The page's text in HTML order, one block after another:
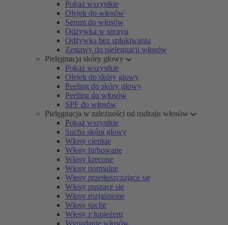
Pokaż wszystkie
Olejek do włosów
Serum do włosów
Odżywka w sprayu
Odżywka bez spłukiwania
Zestawy do pielęgnacji włosów
Pielęgnacja skóry głowy
Pokaż wszystkie
Olejek do skóry głowy
Peeling do skóry głowy
Peeling do włosów
SPF do włosów
Pielęgnacja w zależności od rodzaju włosów
Pokaż wszystkie
Sucha skóra głowy
Włosy cienkie
Włosy farbowane
Włosy kręcone
Włosy normalne
Włosy przetłuszczające się
Włosy puszące się
Włosy rozjaśnione
Włosy suche
Włosy z łupieżem
Wypadanie włosów